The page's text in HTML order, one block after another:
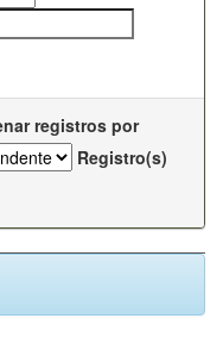
registros por
Registro(s)